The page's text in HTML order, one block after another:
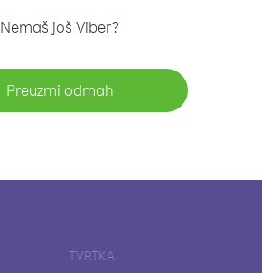
Nemaš još Viber?
Preuzmi odmah
TVRTKA